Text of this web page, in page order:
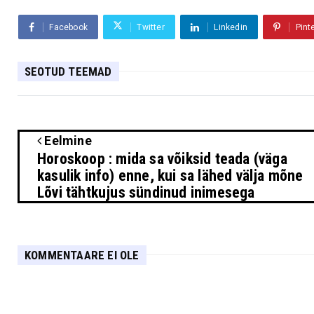
Facebook Twitter Linkedin
SEOTUD TEEMAD
Eelmine
Horoskoop : mida sa võiksid teada (väga
kasulik info) enne, kui sa lähed välja mõne
Lõvi tähtkujus sündinud inimesega
KOMMENTAARE EI OLE